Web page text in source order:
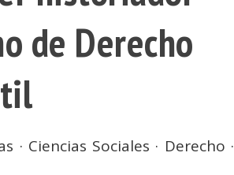
de Derecho
· Ciencias Sociales · Derecho ·